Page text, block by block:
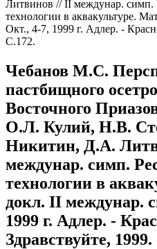
Литвинов // II междунар. симп.
технологии в аквакультуре.
Окт., 4-7, 1999 г. Адлер. -
С.172.
Чебанов М.С.
пастбищного
Восточного
О.Л. Кулий, Н.В.
Никитин, Д.А.
междунар. симп.
технологии в
докл. II междунар.
1999 г. Адлер. -
Здравствуйте,